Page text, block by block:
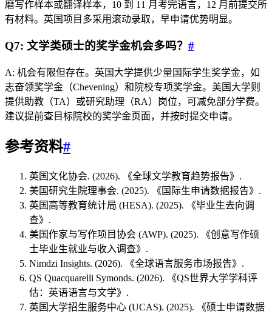
磨写作样本或翻译样本，10 到 11 月考完语言，12 月前提交所
有材料。英国项目多采用滚动录取，早申请优势明显。
Q7: 文学类硕士的奖学金机会多吗？ #
A: 机会有限但存在。英国大学提供少量国际学生奖学金，如
志奋领奖学金（Chevening）和院校专项奖学金。美国大学则
提供助教（TA）或研究助理（RA）岗位，可减免部分学费。
建议提前查目标院校的奖学金页面，并按时提交申请。
参考资料#
英国文化协会. (2026). 《全球文学教育趋势报告》.
美国研究生院理事会. (2025). 《国际生申请数据报告》.
英国高等教育统计局 (HESA). (2025). 《毕业生去向调
查》.
美国作家与写作项目协会 (AWP). (2025). 《创意写作硕
士毕业生就业与收入调查》.
Nimdzi Insights. (2026). 《全球语言服务市场报告》.
QS Quacquarelli Symonds. (2026). 《QS世界大学学科评
估：英语语言与文学》.
英国大学招生服务中心 (UCAS). (2025). 《硕士申请数据